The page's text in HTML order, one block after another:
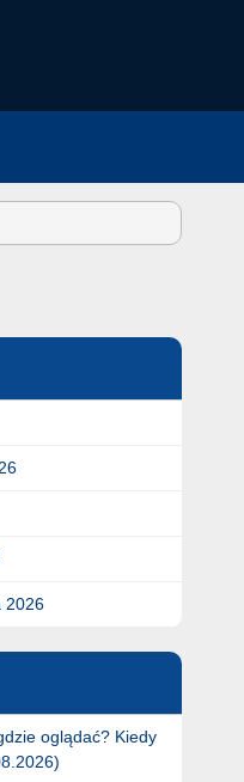
2026
oglądać? Kiedy